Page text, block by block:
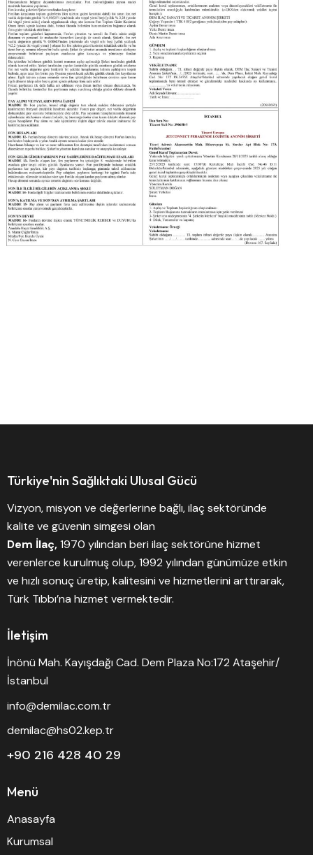
Türkiye'nin Sağlıktaki Ulusal Gücü
Vizyon, misyon ve değerlerine bağlı, ilaç sektöründe
kalite ve güvenin simgesi olan
Dem İlaç,1970 yılından beri ilaç sektörüne hizmet
verenlerce kurulmuş olup, 1992 yılından günümüze etkin
ve hızlı sonuç üretip, kalitesini ve hizmetlerini arttırarak,
Türk Tıbbı’na hizmet vermektedir.
İletişim
İnönü Mah. Kayışdağı Cad. Dem Plaza No:172 Ataşehir/
İstanbul
info@demilac.com.tr
demilac@hs02.kep.tr
+90 216 428 40 29
Menü
Anasayfa
Kurumsal